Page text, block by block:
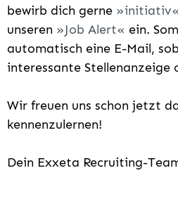
bewirb dich gerne
initiativ
unseren
Job Alert
ein.
automatisch eine E-Mail,
interessante Stellenanzeige
Wir freuen uns schon jetzt
kennenzulernen!
Dein Exxeta Recruiting-